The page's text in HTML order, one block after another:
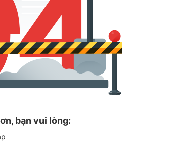
bạn vui lòng: